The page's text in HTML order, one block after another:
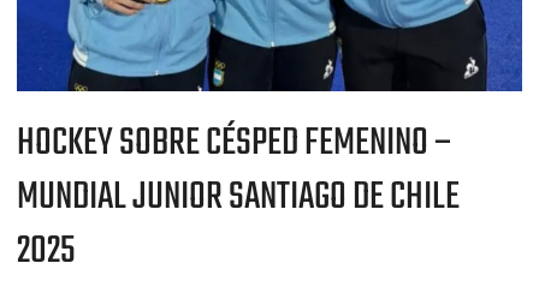
HOCKEY SOBRE CÉSPED FEMENINO –
MUNDIAL JUNIOR SANTIAGO DE CHILE
2025